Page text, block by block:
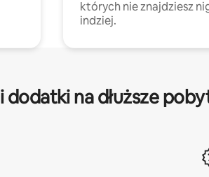
których nie znajdziesz
indziej.
dodatki na dłuższe